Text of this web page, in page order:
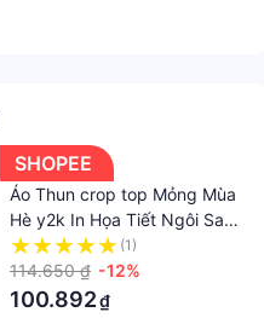
SHOPEE
Áo Thun crop top Mỏng Mùa
Hè y2k In Họa Tiết Ngôi Sao
Phong Cách gothic Cổ Điển
Cho Nữ
(1)
114.650 ₫ -12%
100.892₫